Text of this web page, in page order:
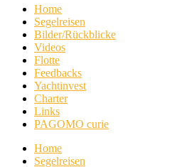
Home
Segelreisen
Bilder/Rückblicke
Videos
Flotte
Feedbacks
Yachtinvest
Charter
Links
PAGOMO curie
Home
Segelreisen